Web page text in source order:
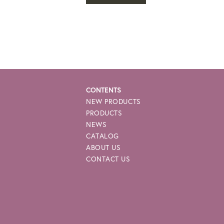
CONTENTS
NEW PRODUCTS
PRODUCTS
NEWS
CATALOG
ABOUT US
CONTACT US